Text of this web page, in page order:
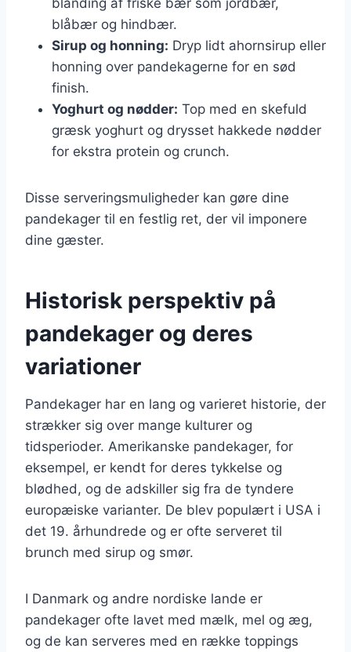
blåbær og hindbær.
Sirup og honning: Dryp lidt ahornsirup eller
honning over pandekagerne for en sød
finish.
Yoghurt og nødder: Top med en skefuld
græsk yoghurt og drysset hakkede nødder
for ekstra protein og crunch.
Disse serveringsmuligheder kan gøre dine
pandekager til en festlig ret, der vil imponere
dine gæster.
Historisk perspektiv på
pandekager og deres
variationer
Pandekager har en lang og varieret historie, der
strækker sig over mange kulturer og
tidsperioder. Amerikanske pandekager, for
eksempel, er kendt for deres tykkelse og
blødhed, og de adskiller sig fra de tyndere
europæiske varianter. De blev populært i USA i
det 19. århundrede og er ofte serveret til
brunch med sirup og smør.
I Danmark og andre nordiske lande er
pandekager ofte lavet med mælk, mel og æg,
og de kan serveres med en række toppings